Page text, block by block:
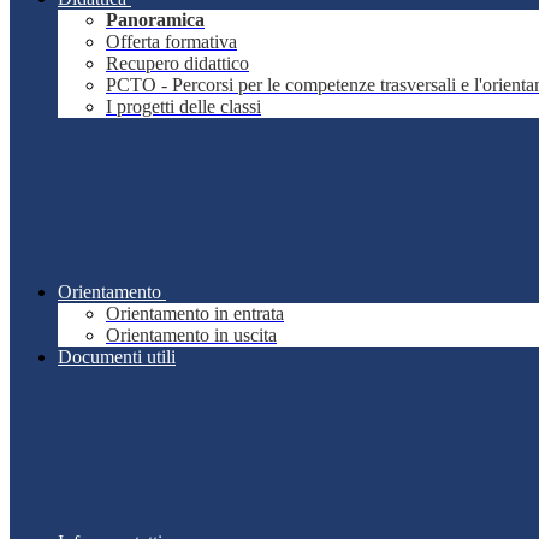
Panoramica
Offerta formativa
Recupero didattico
PCTO - Percorsi per le competenze trasversali e
I progetti delle classi
Orientamento
Orientamento in entrata
Orientamento in uscita
Documenti utili